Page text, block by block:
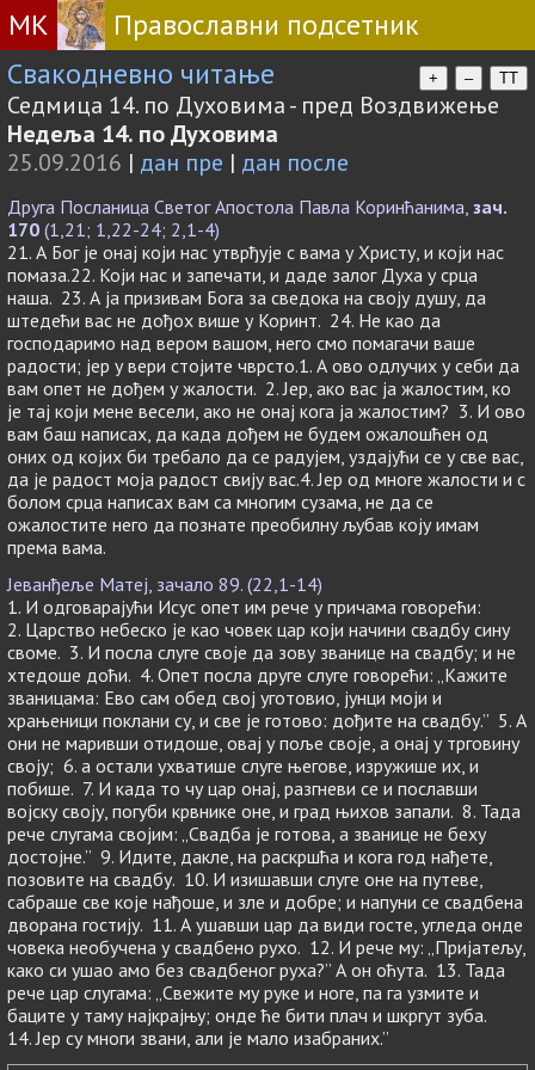
МК
Православни подсетник
Свакодневно читање
+ – TT
Седмица 14. по Духовима - пред Воздвижење
Недеља 14. по Духовима
25.09.2016 | дан пре | дан после
Друга Посланица Светог Апостола Павла Коринћанима, зач.
170 (1,21; 1,22-24; 2,1-4)
21. А Бог је онај који нас утврђује с вама у Христу, и који нас
помаза.22. Који нас и запечати, и даде залог Духа у срца
наша. 23. А ја призивам Бога за сведока на своју душу, да
штедећи вас не дођох више у Коринт. 24. Не као да
господаримо над вером вашом, него смо помагачи ваше
радости; јер у вери стојите чврсто.1. А ово одлучих у себи да
вам опет не дођем у жалости. 2. Јер, ако вас ја жалостим, ко
је тај који мене весели, ако не онај кога ја жалостим? 3. И ово
вам баш написах, да када дођем не будем ожалошћен од
оних од којих би требало да се радујем, уздајући се у све вас,
да је радост моја радост свију вас.4. Јер од многе жалости и с
болом срца написах вам са многим сузама, не да се
ожалостите него да познате преобилну љубав коју имам
према вама.
Јеванђеље Матеј, зачало 89. (22,1-14)
1. И одговарајући Исус опет им рече у причама говорећи:
2. Царство небеско је као човек цар који начини свадбу сину
своме. 3. И посла слуге своје да зову званице на свадбу; и не
хтедоше доћи. 4. Опет посла друге слуге говорећи: „Кажите
званицама: Ево сам обед свој уготовио, јунци моји и
храњеници поклани су, и све је готово: дођите на свадбу.” 5. А
они не маривши отидоше, овај у поље своје, а онај у трговину
своју; 6. а остали ухватише слуге његове, изружише их, и
побише. 7. И када то чу цар онај, разгневи се и пославши
војску своју, погуби крвнике оне, и град њихов запали. 8. Тада
рече слугама својим: „Свадба је готова, а званице не беху
достојне.” 9. Идите, дакле, на раскршћа и кога год нађете,
позовите на свадбу. 10. И изишавши слуге оне на путеве,
сабраше све које нађоше, и зле и добре; и напуни се свадбена
дворана гостију. 11. А ушавши цар да види госте, угледа онде
човека необучена у свадбено рухо. 12. И рече му: „Пријатељу,
како си ушао амо без свадбеног руха?” А он оћута. 13. Тада
рече цар слугама: „Свежите му руке и ноге, па га узмите и
баците у таму најкрајњу; онде ће бити плач и шкргут зуба.
14. Јер су многи звани, али је мало изабраних.”